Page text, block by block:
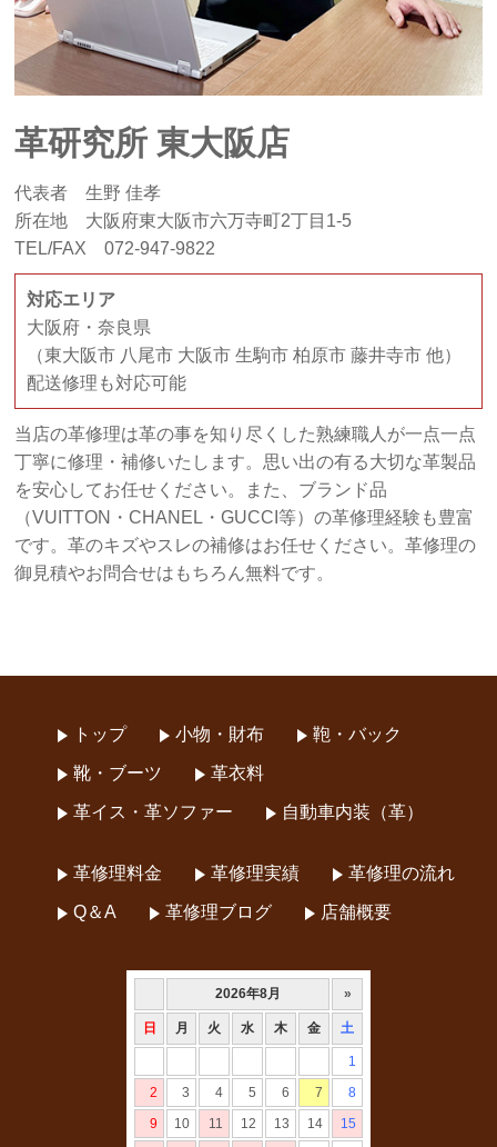
革研究所 東大阪店
代表者 生野 佳孝
所在地 大阪府東大阪市六万寺町2丁目1-5
TEL/FAX 072-947-9822
対応エリア
大阪府・奈良県
（東大阪市 八尾市 大阪市 生駒市 柏原市 藤井寺市 他）
配送修理も対応可能
当店の革修理は革の事を知り尽くした熟練職人が一点一点
丁寧に修理・補修いたします。思い出の有る大切な革製品
を安心してお任せください。また、ブランド品
（VUITTON・CHANEL・GUCCI等）の革修理経験も豊富
です。革のキズやスレの補修はお任せください。革修理の
御見積やお問合せはもちろん無料です。
トップ 小物・財布 鞄・バック
靴・ブーツ 革衣料
革イス・革ソファー 自動車内装（革）
革修理料金 革修理実績 革修理の流れ
Q＆A 革修理ブログ 店舗概要